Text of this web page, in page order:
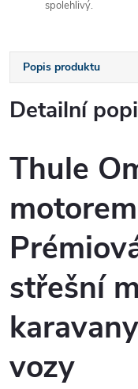
spolehlivý.
Popis produktu
Detailní
Thule
střešní
vozy